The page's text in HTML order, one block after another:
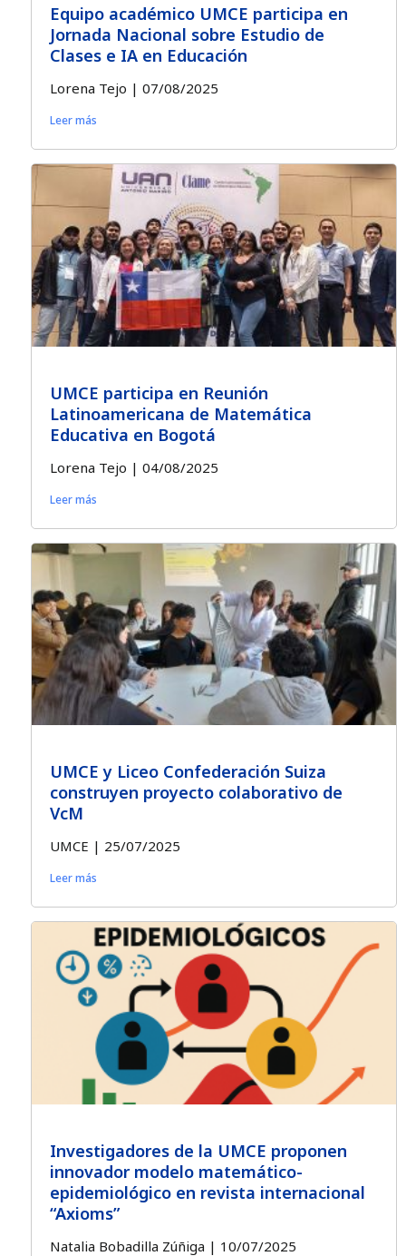
Equipo académico UMCE participa en
Jornada Nacional sobre Estudio de
Clases e IA en Educación
Lorena Tejo 07/08/2025
Leer más
UMCE participa en Reunión
Latinoamericana de Matemática
Educativa en Bogotá
Lorena Tejo 04/08/2025
Leer más
UMCE y Liceo Confederación Suiza
construyen proyecto colaborativo de
VcM
UMCE 25/07/2025
Leer más
Investigadores de la UMCE proponen
innovador modelo matemático-
epidemiológico en revista internacional
“Axioms”
Natalia Bobadilla Zúñiga 10/07/2025